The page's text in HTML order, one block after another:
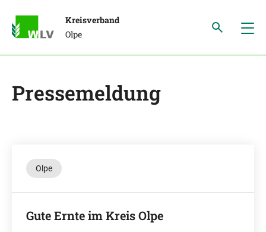
Kreisverband
Olpe
Pressemeldung
Olpe
Gute Ernte im Kreis Olpe